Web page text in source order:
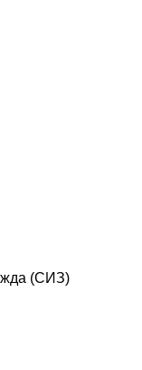
(СИЗ)